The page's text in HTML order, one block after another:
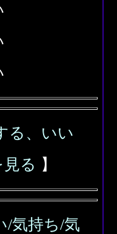
る、いい
る 】
/気持ち/気